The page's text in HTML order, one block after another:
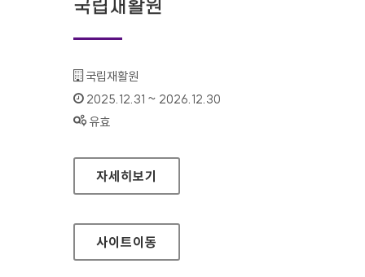
국립재활원
기관명 :
국립재활원
인증기간 :
2025.12.31 ~ 2026.12.30
상태 :
유효
국립재활원
자세히보기
사이트이동